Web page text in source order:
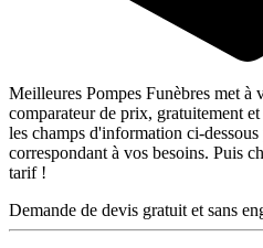
Meilleures Pompes Funèbres met à
comparateur de prix, gratuitement
les champs d'information ci-
correspondant à vos besoins. Puis
tarif !
Demande de devis gratuit et sans